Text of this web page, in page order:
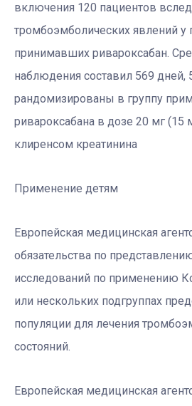
включения 120 пациентов
тромбоэмболических явлений у
принимавших ривароксабан.
наблюдения составил 569 дней,
рандомизированы в группу
ривароксабана в дозе 20 мг (15
клиренсом креатинина
Применение детям
Европейская медицинская
обязательства по
исследований по применению
или нескольких подгруппах
популяции для лечения
состояний.
Европейская медицинская